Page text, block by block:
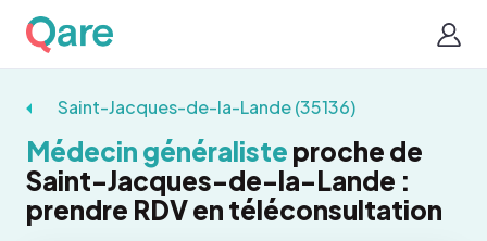
Saint-Jacques-de-la-Lande (35136)
Médecin généraliste proche de
Saint-Jacques-de-la-Lande :
prendre RDV en téléconsultation